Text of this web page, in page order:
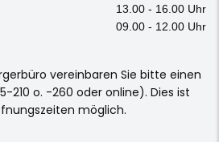
13.00 - 16.00 Uhr
09.00 - 12.00 Uhr
vereinbaren Sie bitte einen
210 o. -260 oder online). Dies ist
möglich.